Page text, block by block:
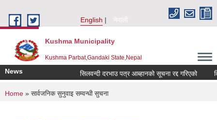
English
नेपाली
Kushma Municipality
Kushma Parbat,Gandaki State,Nepal
News सिलवन्दी दरभाउ पत्र आब्हानको सूचना रद्द गरिएको
You are here
Home » सार्वजनिक सुनुवाइ सम्वन्धी सुचना